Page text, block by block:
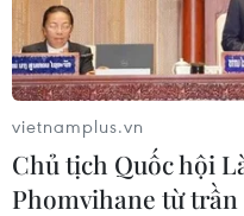
vietnamplus.vn
Chủ tịch Quốc hội
Phomvihane từ trần